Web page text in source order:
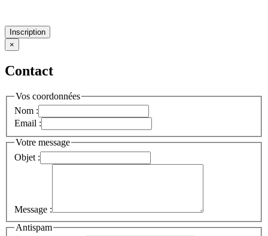
Inscription
×
Contact
Vos coordonnées
Nom :
Email :
Votre message
Objet :
Message :
Antispam